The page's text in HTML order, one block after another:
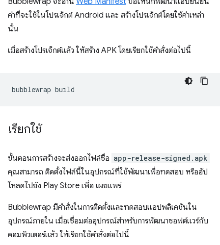
ค่าที่จะใช้ในโปรเจ็กต์ Android และ สร้างโปรเจ็กต์โดยใช้ค่าเหล่า
นั้น
เมื่อสร้างโปรเจ็กต์แล้ว ให้สร้าง APK โดยเรียกใช้คำสั่งต่อไปนี้
bubblewrap
เรียกใช้
ขั้นตอนการสร้างจะส่งออกไฟล์ชื่อ app-release-signed.apk
คุณสามารถ ติดตั้งไฟล์นี้ในอุปกรณ์ที่ใช้พัฒนาเพื่อทดสอบ หรืออัป
โหลดไปยัง Play Store เพื่อ เผยแพร่
Bubblewrap มีคำสั่งในการติดตั้งและทดสอบแอปพลิเคชันใน
อุปกรณ์ภายใน เมื่อเชื่อมต่ออุปกรณ์สำหรับการพัฒนาซอฟต์แวร์กับ
คอมพิวเตอร์แล้ว ให้เรียกใช้คำสั่งต่อไปนี้